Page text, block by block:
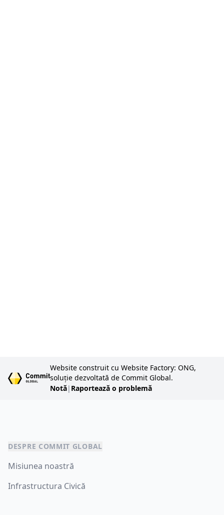
Website construit cu Website Factory: ONG,
soluție dezvoltată de Commit Global.
Notă| Raportează o problemă
DESPRE COMMIT GLOBAL
Misiunea noastră
Infrastructura Civică